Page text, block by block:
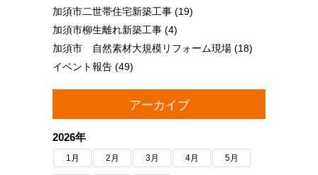
加須市二世帯住宅新築工事 (19)
加須市柳生離れ新築工事 (4)
加須市 自然素材大規模リフォーム現場 (18)
イベント報告 (49)
アーカイブ
2026年
1月 2月 3月 4月 5月